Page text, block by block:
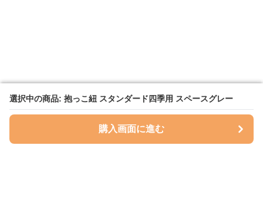
選択中の商品: 抱っこ紐 スタンダード四季用 スペースグレー
購入画面に進む
選択中の商品: 抱っこ紐 スタンダード四季用 スペースグレー
購入画面に進む